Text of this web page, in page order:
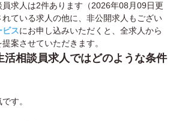
求人は2件あります（2026年08月09日更
ている求人の他に、非公開求人もござい
ビスにお申し込みいただくと、全求人から
案させていただきます。
活相談員求人ではどのような条件
す。